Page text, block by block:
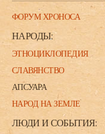
ФОРУМ ХРОНОСА
НАРОДЫ:
ЭТНОЦИКЛОПЕДИЯ
СЛАВЯНСТВО
АПСУАРА
НАРОД НА ЗЕМЛЕ
ЛЮДИ И СОБЫТИЯ: